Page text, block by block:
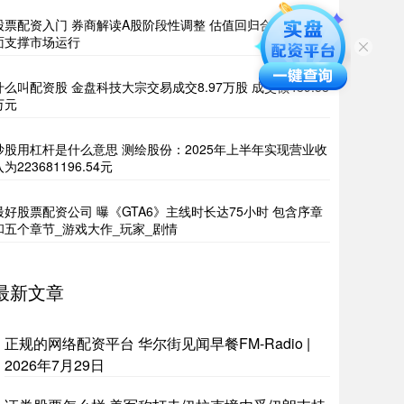
票配资入门 券商解读A股阶段性调整 估值回归合理，基本
支撑市场运行
么叫配资股 金盘科技大宗交易成交8.97万股 成交额489.58
元
股用杠杆是什么意思 测绘股份：2025年上半年实现营业收
为223681196.54元
好股票配资公司 曝《GTA6》主线时长达75小时 包含序章
五个章节_游戏大作_玩家_剧情
新文章
正规的网络配资平台 华尔街见闻早餐FM-Radio |
2026年7月29日